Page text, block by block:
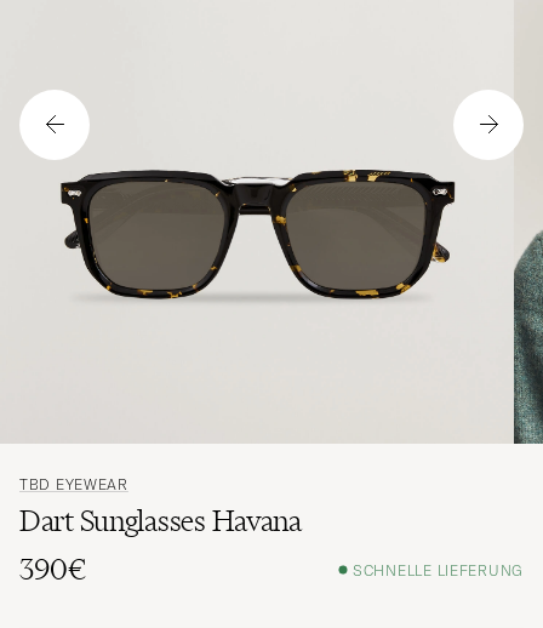
TBD EYEWEAR
Dart Sunglasses Havana
390€
SCHNELLE LIEFERUNG